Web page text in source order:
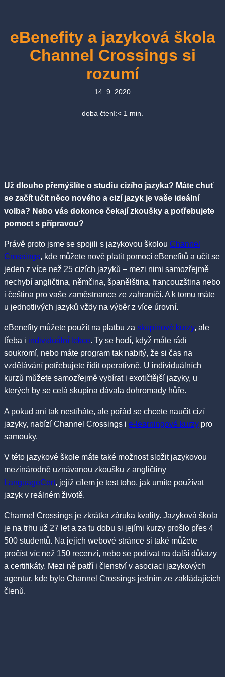
eBenefity a jazyková škola
Channel Crossings si
rozumí
14. 9. 2020
doba čtení:< 1 min.
Už dlouho přemýšlíte o studiu cizího jazyka? Máte chuť
se začít učit něco nového a cizí jazyk je vaše ideální
volba? Nebo vás dokonce čekají zkoušky a potřebujete
pomoct s přípravou?
Právě proto jsme se spojili s jazykovou školou Channel
Crossings, kde můžete nově platit pomocí eBenefitů a učit se
jeden z více než 25 cizích jazyků – mezi nimi samozřejmě
nechybí angličtina, němčina, španělština, francouzština nebo
i čeština pro vaše zaměstnance ze zahraničí. A k tomu máte
u jednotlivých jazyků vždy na výběr z více úrovní.
eBenefity můžete použít na platbu za skupinové kurzy, ale
třeba i individuální lekce. Ty se hodí, když máte rádi
soukromí, nebo máte program tak nabitý, že si čas na
vzdělávání potřebujete řídit operativně. U individuálních
kurzů můžete samozřejmě vybírat i exotičtější jazyky, u
kterých by se celá skupina dávala dohromady hůře.
A pokud ani tak nestíháte, ale pořád se chcete naučit cizí
jazyky, nabízí Channel Crossings i e-learningové kurzy pro
samouky.
V této jazykové škole máte také možnost složit jazykovou
mezinárodně uznávanou zkoušku z angličtiny
LanguageCert, jejíž cílem je test toho, jak umíte používat
jazyk v reálném životě.
Channel Crossings je zkrátka záruka kvality. Jazyková škola
je na trhu už 27 let a za tu dobu si jejími kurzy prošlo přes 4
500 studentů. Na jejich webové stránce si také můžete
pročíst víc než 150 recenzí, nebo se podívat na další důkazy
a certifikáty. Mezi ně patří i členství v asociaci jazykových
agentur, kde bylo Channel Crossings jedním ze zakládajících
členů.